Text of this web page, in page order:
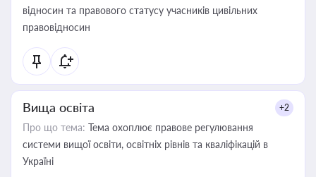
відносин та правового статусу учасників цивільних
правовідносин
Вища освіта +2
Про що тема: Тема охоплює правове регулювання
системи вищої освіти, освітніх рівнів та кваліфікацій в
Україні